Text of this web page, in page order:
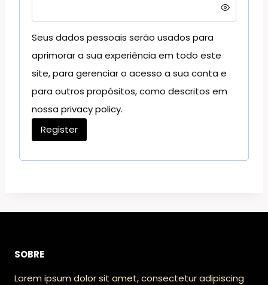
Seus dados pessoais serão usados para
aprimorar a sua experiência em todo este
site, para gerenciar o acesso a sua conta e
para outros propósitos, como descritos em
nossa privacy policy.
Register
SOBRE
Lorem ipsum dolor sit amet, consectetur adipiscing